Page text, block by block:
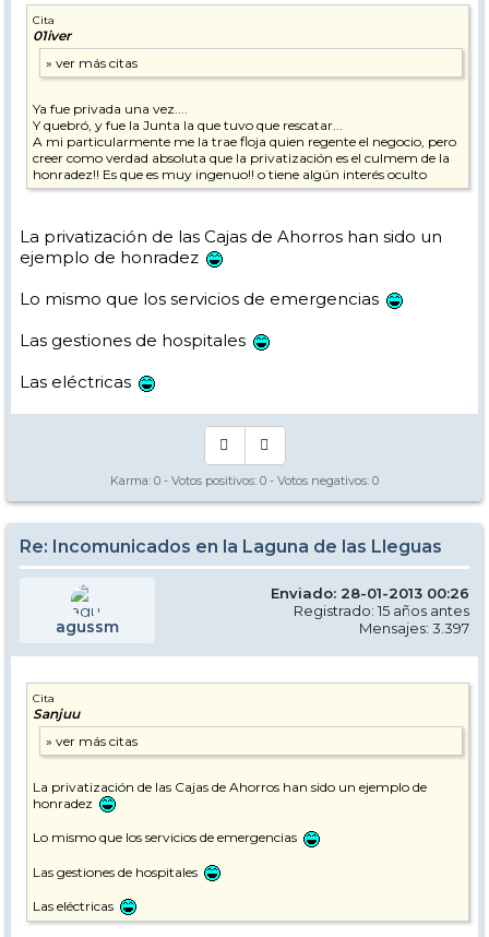
Cita
01iver
Ya fue privada una vez....
Y quebró, y fue la Junta la que tuvo que rescatar...
A mi particularmente me la trae floja quien regente el negocio, pero
creer como verdad absoluta que la privatización es el culmem de la
honradez!! Es que es muy ingenuo!! o tiene algún interés oculto
La privatización de las Cajas de Ahorros han sido un
ejemplo de honradez
Lo mismo que los servicios de emergencias
Las gestiones de hospitales
Las eléctricas
Karma: 0 - Votos positivos: 0 - Votos negativos: 0
Re: Incomunicados en la Laguna de las Lleguas
agussm
Enviado: 28-01-2013 00:26
Registrado: 15 años antes
Mensajes: 3.397
Cita
Sanjuu
La privatización de las Cajas de Ahorros han sido un ejemplo de
honradez
Lo mismo que los servicios de emergencias
Las gestiones de hospitales
Las eléctricas